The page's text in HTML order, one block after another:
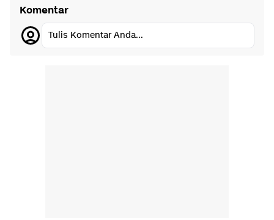
Komentar
Tulis Komentar Anda...